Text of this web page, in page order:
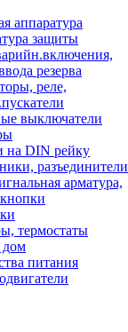
аппаратура
защиты
резерва
реле,
выключатели
на DIN рейку
разъединители
арматура,
термостаты
питания